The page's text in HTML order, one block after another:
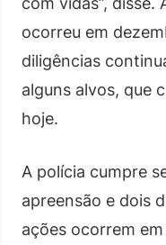
ocorreu em
diligências
alguns alvos, que
hoje.
A polícia cumpre
apreensão e dois
ações ocorrem